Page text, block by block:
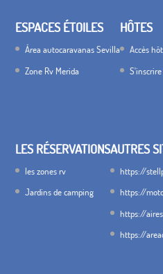
ESPACES ÉTOILES
Área autocaravanas Sevilla
Zone Rv Merida
HÔTES
Accès
LES RÉSERVATIONS
les zones rv
Jardins de camping
AUTRES
https://
https://
https://
https://